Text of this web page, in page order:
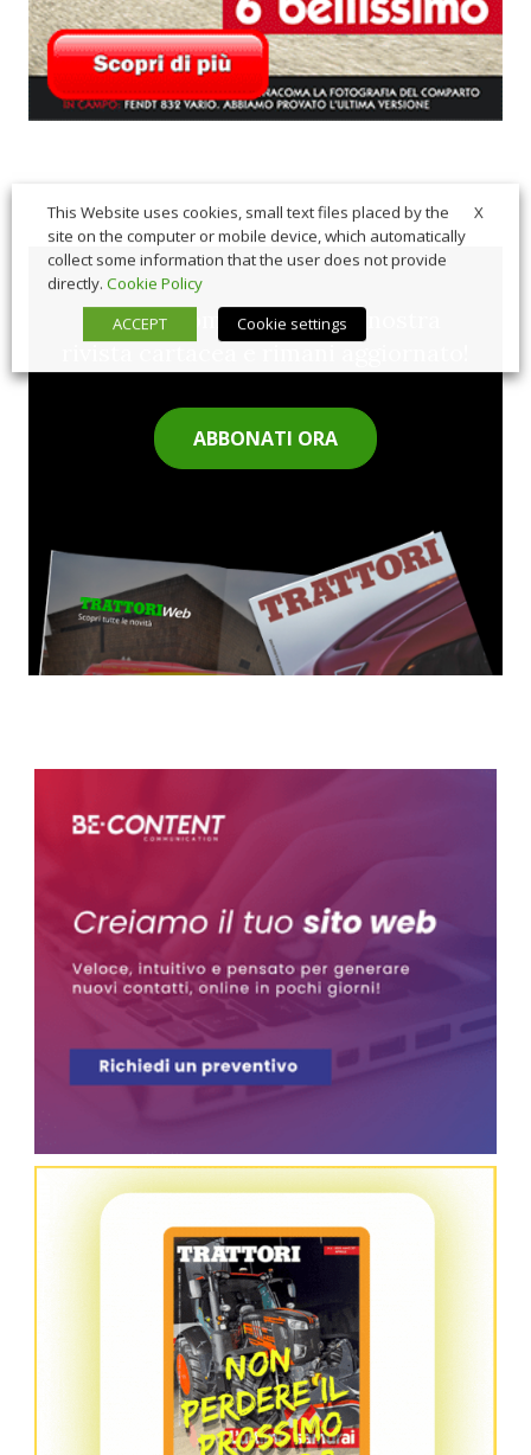
Sfoglia comodamente la nostra
rivista cartacea e rimani aggiornato!
ABBONATI ORA
X
This Website uses cookies, small text files placed by the
site on the computer or mobile device, which automatically
collect some information that the user does not provide
directly. Cookie Policy
ACCEPT
Cookie settings